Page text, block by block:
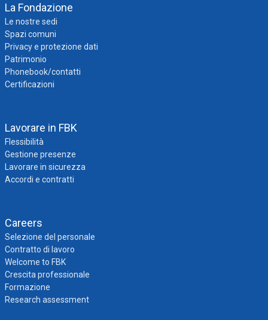
La Fondazione
Le nostre sedi
Spazi comuni
Privacy e protezione dati
Patrimonio
Phonebook/contatti
Certificazioni
Lavorare in FBK
Flessibilità
Gestione presenze
Lavorare in sicurezza
Accordi e contratti
Careers
Selezione del personale
Contratto di lavoro
Welcome to FBK
Crescita professionale
Formazione
Research assessment